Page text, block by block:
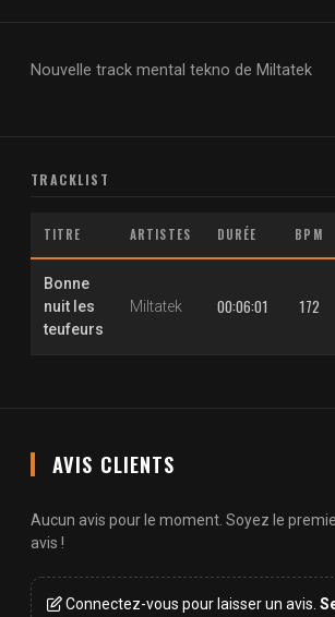
Nouvelle track mental tekno de Miltatek
TRACKLIST
TITRE ARTISTES DURÉE BPM
Bonne
nuit les
teufeurs
Miltatek 00:06:01 172
AVIS CLIENTS
Aucun avis pour le moment. Soyez le
avis !
Connectez-vous pour laisser un avis.